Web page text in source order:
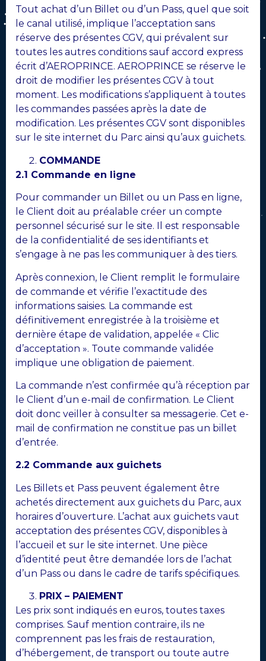
Tout achat d’un Billet ou d’un Pass, quel que soit
le canal utilisé, implique l’acceptation sans
réserve des présentes CGV, qui prévalent sur
toutes les autres conditions sauf accord express
écrit d’AEROPRINCE. AEROPRINCE se réserve le
droit de modifier les présentes CGV à tout
moment. Les modifications s’appliquent à toutes
les commandes passées après la date de
modification. Les présentes CGV sont disponibles
sur le site internet du Parc ainsi qu’aux guichets.
COMMANDE
2.1 Commande en ligne
Pour commander un Billet ou un Pass en ligne,
le Client doit au préalable créer un compte
personnel sécurisé sur le site. Il est responsable
de la confidentialité de ses identifiants et
s’engage à ne pas les communiquer à des tiers.
Après connexion, le Client remplit le formulaire
de commande et vérifie l’exactitude des
informations saisies. La commande est
définitivement enregistrée à la troisième et
dernière étape de validation, appelée « Clic
d’acceptation ». Toute commande validée
implique une obligation de paiement.
La commande n’est confirmée qu’à réception par
le Client d’un e-mail de confirmation. Le Client
doit donc veiller à consulter sa messagerie. Cet e-
mail de confirmation ne constitue pas un billet
d’entrée.
2.2 Commande aux guichets
Les Billets et Pass peuvent également être
achetés directement aux guichets du Parc, aux
horaires d’ouverture. L’achat aux guichets vaut
acceptation des présentes CGV, disponibles à
l’accueil et sur le site internet. Une pièce
d’identité peut être demandée lors de l’achat
d’un Pass ou dans le cadre de tarifs spécifiques.
PRIX – PAIEMENT
Les prix sont indiqués en euros, toutes taxes
comprises. Sauf mention contraire, ils ne
comprennent pas les frais de restauration,
d’hébergement, de transport ou toute autre